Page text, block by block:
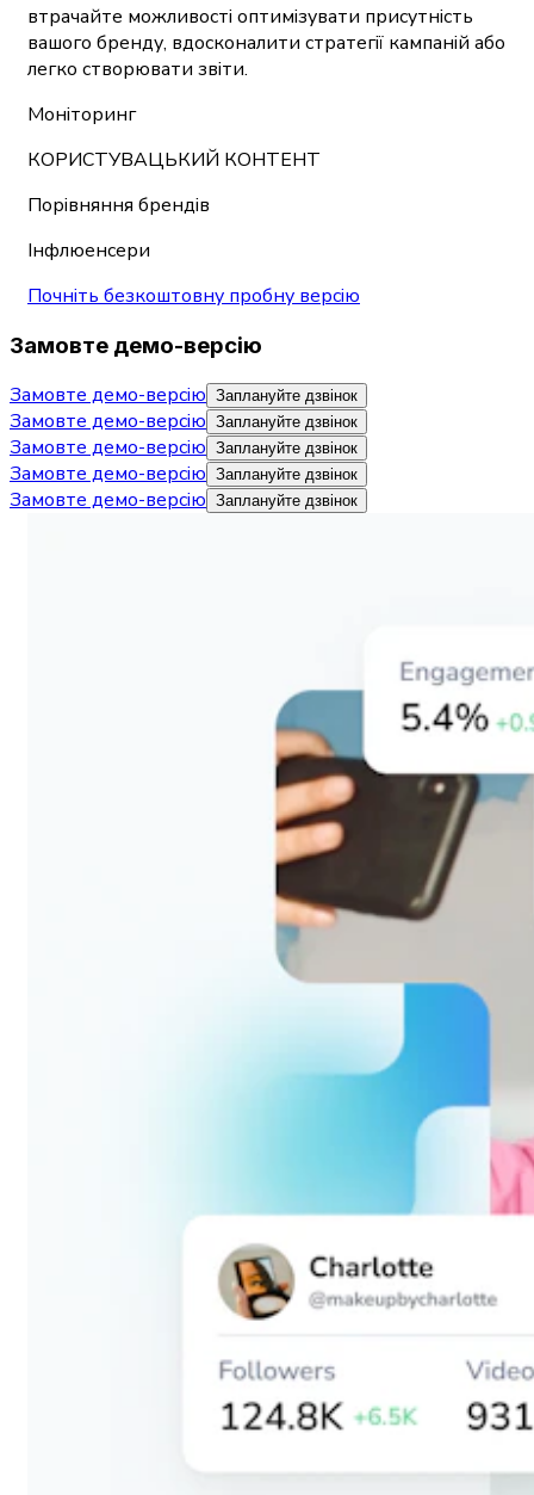
втрачайте можливості оптимізувати присутність
вашого бренду, вдосконалити стратегії кампаній або
легко створювати звіти.
Моніторинг
КОРИСТУВАЦЬКИЙ КОНТЕНТ
Порівняння брендів
Інфлюенсери
Почніть безкоштовну пробну версію
Замовте демо-версію
Замовте демо-версію Заплануйте дзвінок
Замовте демо-версію Заплануйте дзвінок
Замовте демо-версію Заплануйте дзвінок
Замовте демо-версію Заплануйте дзвінок
Замовте демо-версію Заплануйте дзвінок